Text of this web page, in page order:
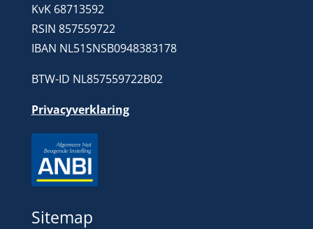
KvK 68713592
RSIN 857559722
IBAN NL51SNSB0948383178
BTW-ID NL857559722B02
Privacyverklaring
Sitemap